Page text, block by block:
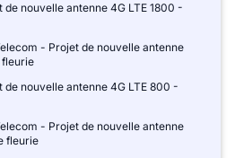
de nouvelle antenne 4G LTE 1800 -
- Projet de nouvelle antenne
fleurie
de nouvelle antenne 4G LTE 800 -
- Projet de nouvelle antenne
fleurie